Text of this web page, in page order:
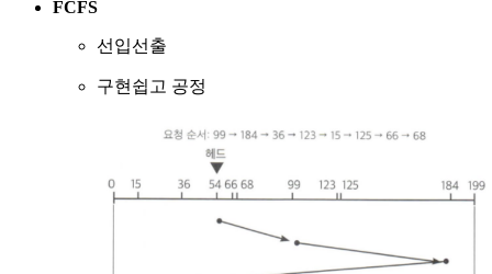
FCFS
선입선출
구현쉽고 공정